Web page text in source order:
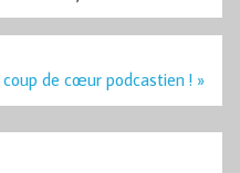
de cœur podcastien ! »